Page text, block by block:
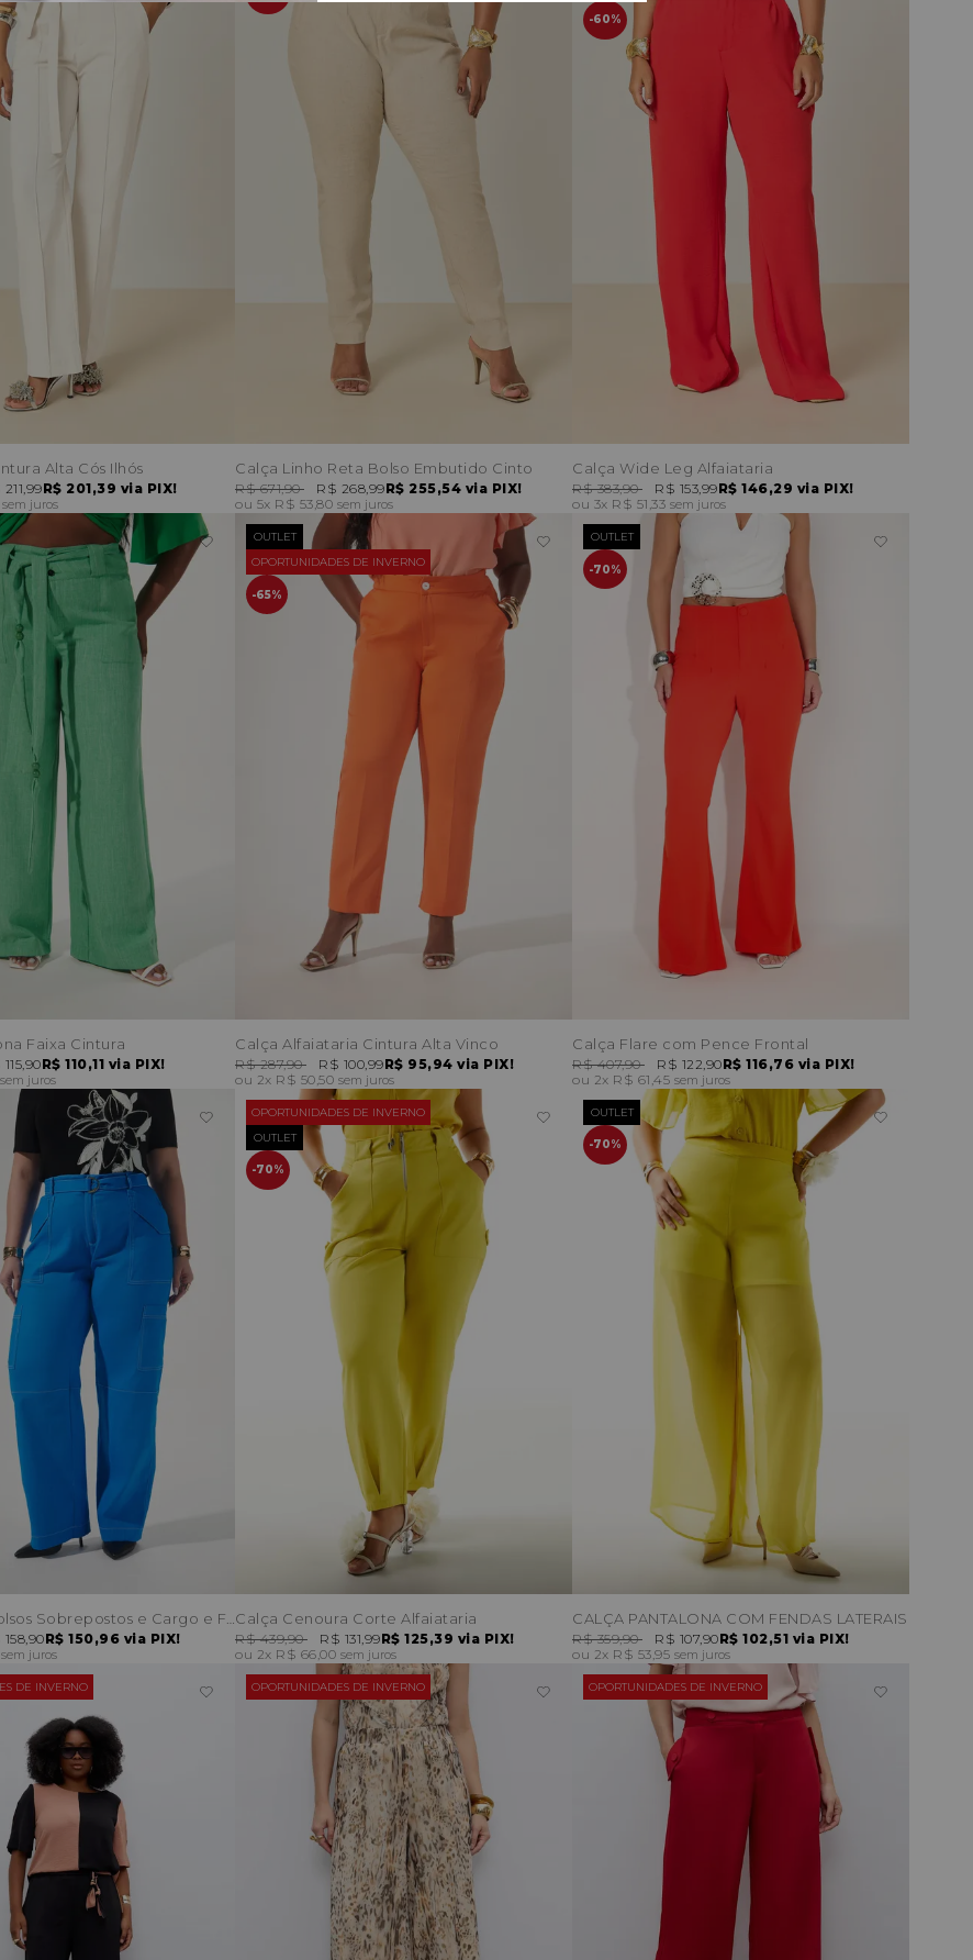
Alta Cós Ilhós
R$ 201,39 via PIX!
sem juros
Calça Linho Reta Bolso Embutido Cinto
R$ 255,54 via PIX!
R$ 671,90
R$ 268,99
5x R$ 53,80 sem juros
60%
Calça Wide Leg Alfaiataria
R$ 146,29 via PIX!
R$ 383,90
R$ 153,99
3x R$ 51,33 sem juros
Faixa Cintura
R$ 110,11 via PIX!
sem juros
65%
OPORTUNIDADES DE INVERNO
OUTLET
Calça Alfaiataria Cintura Alta Vinco
R$ 95,94 via PIX!
R$ 287,90
R$ 100,99
2x R$ 50,50 sem juros
70%
OUTLET
Calça Flare com Pence Frontal
R$ 116,76 via PIX!
R$ 407,90
R$ 122,90
2x R$ 61,45 sem juros
R$ 150,96 via PIX!
sem juros
70%
OUTLET
OPORTUNIDADES DE INVERNO
Calça Cenoura Corte Alfaiataria
R$ 125,39 via PIX!
R$ 439,90
R$ 131,99
2x R$ 66,00 sem juros
70%
OUTLET
CALÇA PANTALONA COM FENDAS LATERAIS
R$ 102,51 via PIX!
R$ 359,90
R$ 107,90
2x R$ 53,95 sem juros
DE INVERNO OPORTUNIDADES DE INVERNO OPORTUNIDADES DE INVERNO